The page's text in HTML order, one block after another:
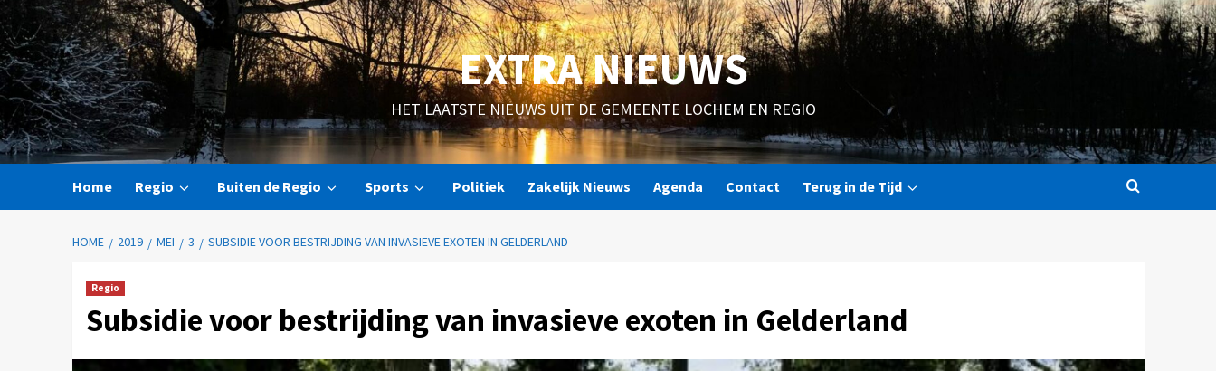
EXTRA NIEUWS
HET LAATSTE NIEUWS UIT DE GEMEENTE LOCHEM EN REGIO
Home Regio Buiten de Regio Sports Politiek Zakelijk Nieuws Agenda Contact Terug in de Tijd
HOME 2019 MEI 3 SUBSIDIE VOOR BESTRIJDING VAN INVASIEVE EXOTEN IN GELDERLAND
Regio
Subsidie voor bestrijding van invasieve exoten in Gelderland